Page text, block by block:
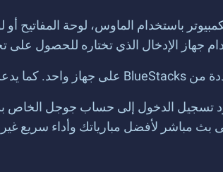
جهاز الإدخال الذي تختاره للحصول على
تسجيل الدخول إلى حساب جوجل الخاص